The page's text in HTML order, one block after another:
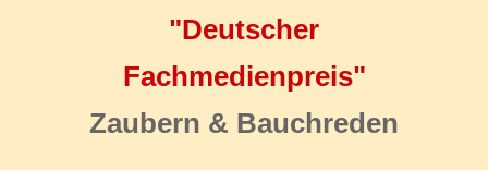
"Deutscher
Fachmedienpreis"
Zaubern & Bauchreden